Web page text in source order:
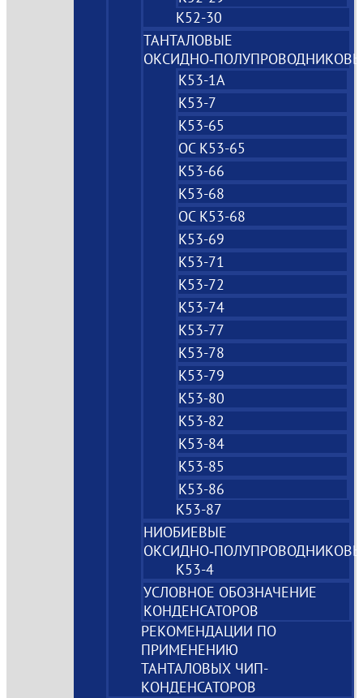
К52-30
ТАНТАЛОВЫЕ
К53-1А
К53-7
К53-65
ОС К53-65
К53-66
К53-68
ОС К53-68
К53-69
К53-71
К53-72
К53-74
К53-77
К53-78
К53-79
К53-80
К53-82
К53-84
К53-85
К53-86
К53-87
НИОБИЕВЫЕ
К53-4
УСЛОВНОЕ ОБОЗНАЧЕНИЕ
КОНДЕНСАТОРОВ
РЕКОМЕНДАЦИИ ПО
ПРИМЕНЕНИЮ
ТАНТАЛОВЫХ ЧИП-
КОНДЕНСАТОРОВ